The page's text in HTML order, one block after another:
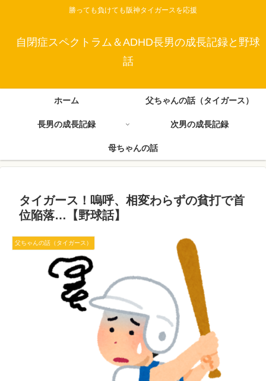
勝っても負けても阪神タイガースを応援
自閉症スペクトラム＆ADHD長男の成長記録と野球
話
ホーム 父ちゃんの話（タイガース）
長男の成長記録 次男の成長記録
母ちゃんの話
タイガース！嗚呼、相変わらずの貧打で首
位陥落…【野球話】
父ちゃんの話（タイガース）